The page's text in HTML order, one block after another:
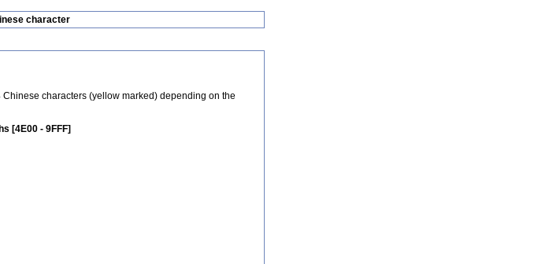
character
characters (yellow marked) depending on the
[4E00 - 9FFF]